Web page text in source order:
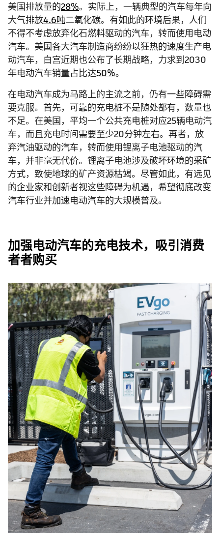
美国排放量的28%。实际上，一辆典型的汽车每年向
大气排放4.6吨二氧化碳。有如此的环境后果，人们
不得不考虑放弃化石燃料驱动的汽车，转而使用电动
汽车。美国各大汽车制造商纷纷以狂热的速度生产电
动汽车，白宫近期也公布了长期战略，力求到2030
年电动汽车销量占比达50%。
在电动汽车成为马路上的主流之前，仍有一些障碍需
要克服。首先，可靠的充电桩不是随处都有，数量也
不足。在美国，平均一个公共充电桩对应25辆电动汽
车，而且充电时间需要至少20分钟左右。再者，放
弃汽油驱动的汽车，转而使用锂离子电池驱动的汽
车，并非毫无代价。锂离子电池涉及破坏环境的采矿
方式，致使地球的矿产资源枯竭。尽管如此，有远见
的企业家和创新者视这些障碍为机遇，希望彻底改变
汽车行业并加速电动汽车的大规模普及。
加强电动汽车的充电技术，吸引消费
者者购买